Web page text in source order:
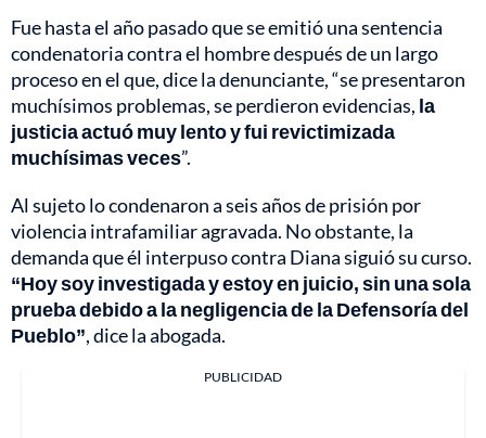
Fue hasta el año pasado que se emitió una sentencia
condenatoria contra el hombre después de un largo
proceso en el que, dice la denunciante, “se presentaron
muchísimos problemas, se perdieron evidencias, la
justicia actuó muy lento y fui revictimizada
muchísimas veces”.
Al sujeto lo condenaron a seis años de prisión por
violencia intrafamiliar agravada. No obstante, la
demanda que él interpuso contra Diana siguió su curso.
“Hoy soy investigada y estoy en juicio, sin una sola
prueba debido a la negligencia de la Defensoría del
Pueblo”, dice la abogada.
PUBLICIDAD